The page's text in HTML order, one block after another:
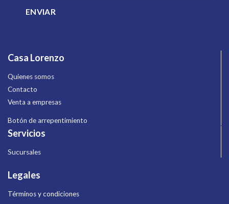
Casa Lorenzo
Quienes somos
Contacto
Venta a empresas
Botón de arrepentimiento
Servicios
Sucursales
Legales
Términos y condiciones